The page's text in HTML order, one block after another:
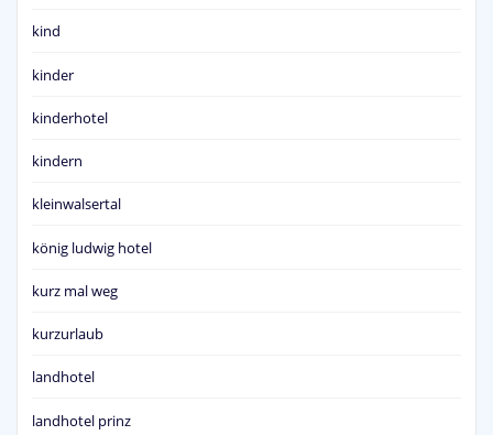
kind
kinder
kinderhotel
kindern
kleinwalsertal
könig ludwig hotel
kurz mal weg
kurzurlaub
landhotel
landhotel prinz